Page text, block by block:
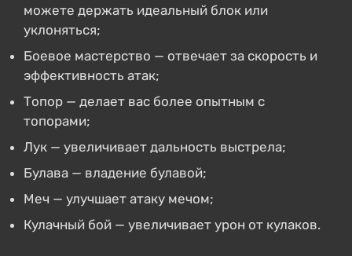
можете держать идеальный блок или
уклоняться;
Боевое мастерство — отвечает за скорость и
эффективность атак;
Топор — делает вас более опытным с
топорами;
Лук — увеличивает дальность выстрела;
Булава — владение булавой;
Меч — улучшает атаку мечом;
Кулачный бой — увеличивает урон от кулаков.